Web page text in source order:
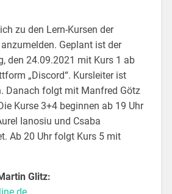
zu den Lern-Kursen der
Geplant ist der
den 24.09.2021 mit Kurs 1 ab
„Discord“. Kursleiter ist
Danach folgt mit Manfred Götz
Kurse 3+4 beginnen ab 19 Uhr
Ianosiu und Csaba
Ab 20 Uhr folgt Kurs 5 mit
Glitz: